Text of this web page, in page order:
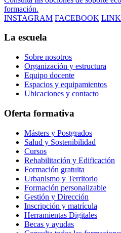
formación.
INSTAGRAM FACEBOOK
La escuela
Sobre nosotros
Organización y estructura
Equipo docente
Espacios y equipamientos
Ubicaciones y contacto
Oferta formativa
Másters y Postgrados
Salud y Sostenibilidad
Cursos
Rehabilitación y Edificación
Formación gratuita
Urbanismo y Territorio
Formación personalizable
Gestión y Dirección
Inscripción y matrícula
Herramientas Digitales
Becas y ayudas